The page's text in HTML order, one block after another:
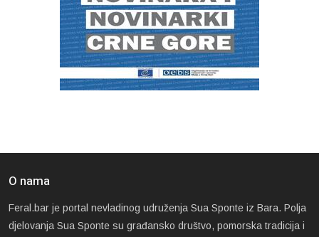
O nama
Feral.bar je portal nevladinog udruženja Sua Sponte iz Bara. Polja
djelovanja Sua Sponte su građansko društvo, pomorska tradicija i